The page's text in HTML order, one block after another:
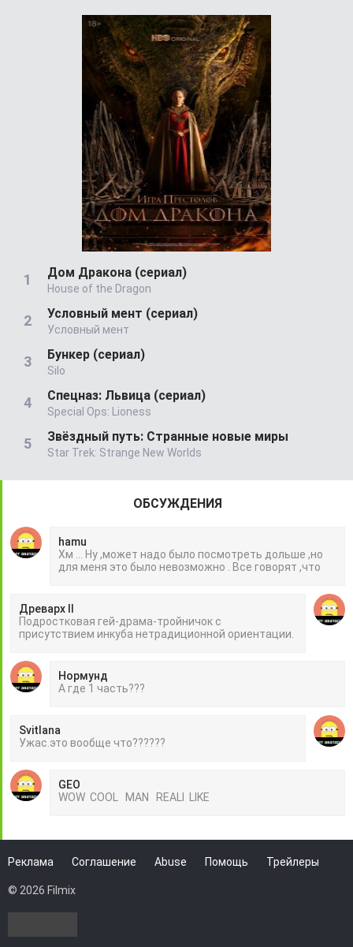
Дом Дракона (сериал)
House of the Dragon
Условный мент (сериал)
Условный мент
Бункер (сериал)
Silo
Спецназ: Львица (сериал)
Special Ops: Lioness
Звёздный путь: Странные новые миры
Star Trek: Strange New Worlds
ОБСУЖДЕНИЯ
hamu
Хм ... Ну ,может надо было посмотреть дольше ,но
для меня это было невозможно . Все говорят ,что
Древарх II
Подростковая гей-драма-тройничок с
присутствием инкуба нетрадиционной ориентации.
Нормунд
А где 1 часть???
Svitlana
Ужас.это вообще что??????
GEO
WOW COOL MAN REALI LIKE
Реклама Соглашение Abuse Помощь Трейлеры
© 2026 Filmix